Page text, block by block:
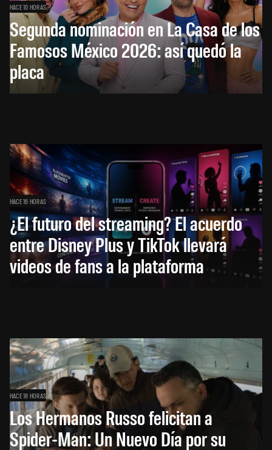
HACE 10 HORAS
Segunda nominación en La Casa de los
Famosos México 2026: así quedó la
placa
HACE 16 HORAS
¿El futuro del streaming? El acuerdo
entre Disney Plus y TikTok llevará
videos de fans a la plataforma
HACE 18 HORAS
Los Hermanos Russo felicitan a
Spider-Man: Un Nuevo Día por su